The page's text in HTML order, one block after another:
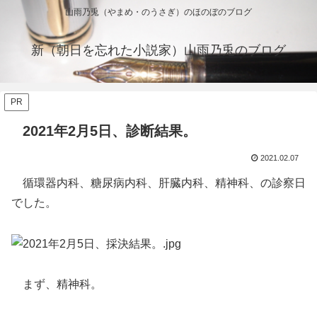
山雨乃兎（やまめ・のうさぎ）のほのぼのブログ
新（朝日を忘れた小説家）山雨乃兎のブログ
PR
2021年2月5日、診断結果。
2021.02.07
循環器内科、糖尿病内科、肝臓内科、精神科、の診察日
でした。
まず、精神科。